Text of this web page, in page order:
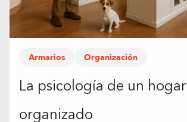
Armarios Organización
La psicología de un hogar
organizado